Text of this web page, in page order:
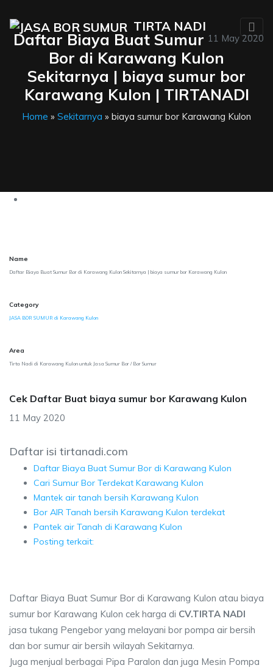
TIRTA NADI
11 May 2020
Daftar Biaya Buat Sumur
Bor di Karawang Kulon
Sekitarnya | biaya sumur bor
Karawang Kulon | TIRTANADI
Home » Sekitarnya » biaya sumur bor Karawang Kulon
Name
Daftar Biaya Buat Sumur Bor di Karawang Kulon Sekitarnya | biaya sumur bor Karawang Kulon
Category
JASA BOR SUMUR di Karawang Kulon
Area
Tirta Nadi di Karawang Kulon untuk Jasa Sumur Bor / Bor Sumur
Cek Daftar Buat biaya sumur bor Karawang Kulon
11 May 2020
Daftar isi tirtanadi.com
Daftar Biaya Buat Sumur Bor di Karawang Kulon
Cari Sumur Bor Terdekat Karawang Kulon
Mantek air tanah bersih Karawang Kulon
Bor AIR Tanah bersih Karawang Kulon terdekat
Pantek air Tanah di Karawang Kulon
Posting terkait:
Daftar Biaya Buat Sumur Bor di Karawang Kulon atau biaya
sumur bor Karawang Kulon cek harga di CV.TIRTA NADI
jasa tukang Pengebor yang melayani bor pompa air bersih
dan bor sumur air bersih wilayah Sekitarnya.
Juga menjual berbagai Pipa Paralon dan juga Mesin Pompa